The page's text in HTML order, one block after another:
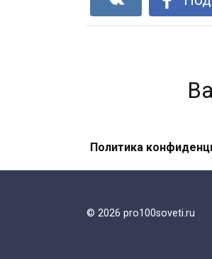
Средство,
Политика
© 2026 pro100soveti.ru